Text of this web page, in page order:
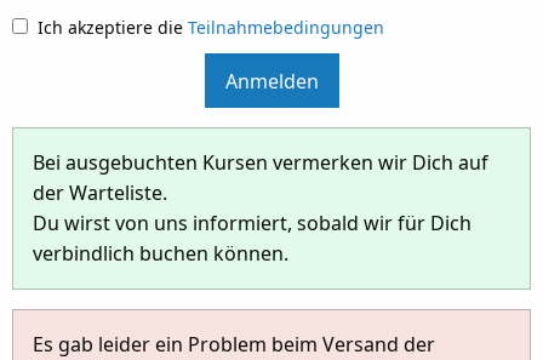
Ich akzeptiere die Teilnahmebedingungen
Anmelden
Bei ausgebuchten Kursen vermerken wir Dich auf
der Warteliste.
Du wirst von uns informiert, sobald wir für Dich
verbindlich buchen können.
Es gab leider ein Problem beim Versand der